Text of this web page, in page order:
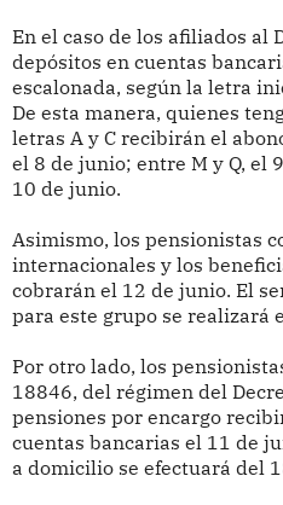
En el caso de los afiliados al
depósitos en cuentas
escalonada, según la letra
De esta manera, quienes
letras A y C recibirán el
el 8 de junio; entre M y Q, el
10 de junio.
Asimismo, los pensionistas
internacionales y los
cobrarán el 12 de junio. El
para este grupo se realizará
Por otro lado, los
18846, del régimen del
pensiones por encargo
cuentas bancarias el 11 de
a domicilio se efectuará del